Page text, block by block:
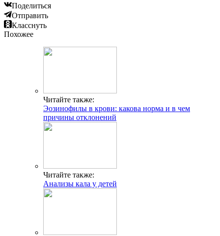
Поделиться
Отправить
Класснуть
Похожее
Читайте также:
Эозинофилы в крови: какова норма и в чем
причины отклонений
Читайте также:
Анализы кала у детей